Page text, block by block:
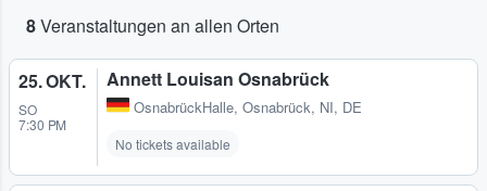
8Veranstaltungen an allen Orten
25. OKT.
SO
7:30 PM
Annett Louisan Osnabrück
OsnabrückHalle, Osnabrück, NI, DE
No tickets available